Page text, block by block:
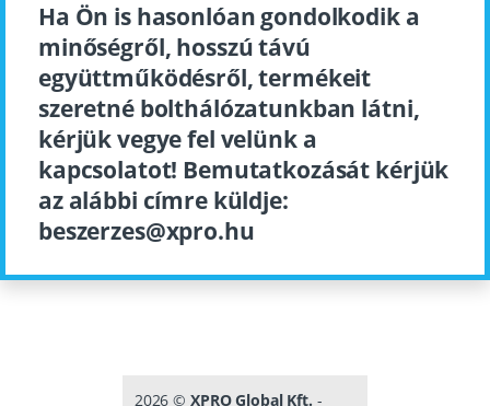
Ha Ön is hasonlóan gondolkodik a
minőségről, hosszú távú
együttműködésről, termékeit
szeretné bolthálózatunkban látni,
kérjük vegye fel velünk a
kapcsolatot! Bemutatkozását kérjük
az alábbi címre küldje:
beszerzes@xpro.hu
2026 © XPRO Global Kft. -